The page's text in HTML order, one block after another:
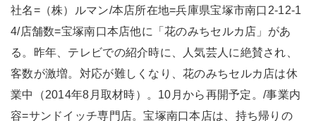
社名=（株）ルマン/本店所在地=兵庫県宝塚市南口2-12-1
4/店舗数=宝塚南口本店他に「花のみちセルカ店」があ
る。昨年、テレビでの紹介時に、人気芸人に絶賛され、
客数が激増。対応が難しくなり、花のみちセルカ店は休
業中（2014年8月取材時）。10月から再開予定。/事業内
容=サンドイッチ専門店。宝塚南口本店は、持ち帰りの